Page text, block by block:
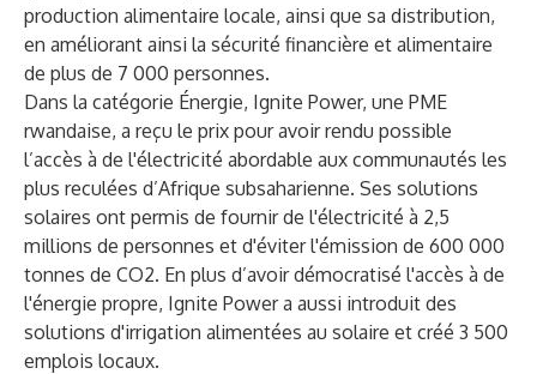
production alimentaire locale, ainsi que sa distribution,
en améliorant ainsi la sécurité financière et alimentaire
de plus de 7 000 personnes.
Dans la catégorie Énergie, Ignite Power, une PME
rwandaise, a reçu le prix pour avoir rendu possible
l’accès à de l'électricité abordable aux communautés les
plus reculées d’Afrique subsaharienne. Ses solutions
solaires ont permis de fournir de l'électricité à 2,5
millions de personnes et d'éviter l'émission de 600 000
tonnes de CO2. En plus d’avoir démocratisé l'accès à de
l'énergie propre, Ignite Power a aussi introduit des
solutions d'irrigation alimentées au solaire et créé 3 500
emplois locaux.